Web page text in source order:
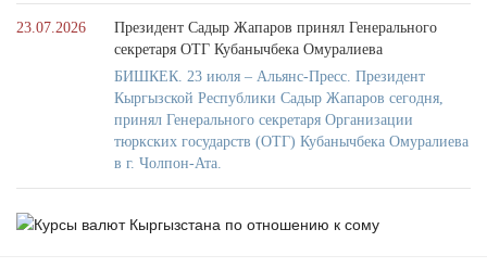
23.07.2026
Президент Садыр Жапаров принял Генерального
секретаря ОТГ Кубанычбека Омуралиева
БИШКЕК. 23 июля – Альянс-Пресс. Президент
Кыргызской Республики Садыр Жапаров сегодня,
принял Генерального секретаря Организации
тюркских государств (ОТГ) Кубанычбека Омуралиева
в г. Чолпон-Ата.